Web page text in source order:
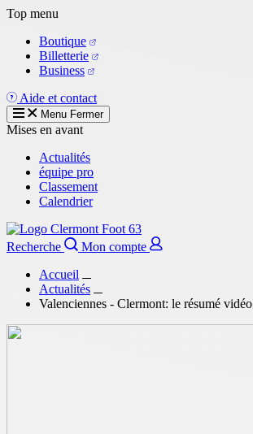
Aller
contenu
principal
Top menu
Boutique
Billetterie
Business
Aide et contact
Menu Fermer
Mises en avant
Actualités
équipe pro
Classement
Calendrier
Recherche
Mon compte
Accueil
Actualités
Valenciennes - Clermont: le résumé vidéo